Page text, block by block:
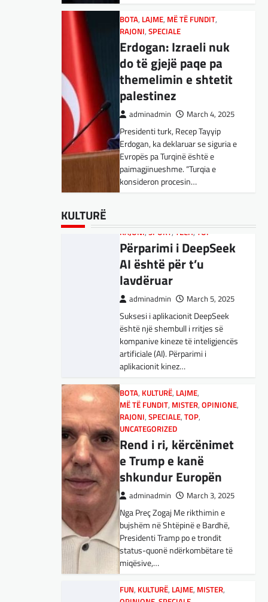
BOTA, LAJME, MË TË FUNDIT,
RAJONI,SPECIALE
Erdogan: Izraeli nuk
do të gjejë paqe pa
themelimin e shtetit
palestinez
adminadmin March 4, 2025
Presidenti turk, Recep Tayyip
Erdogan, ka deklaruar se siguria e
Evropës pa Turqinë është e
paimagjinueshme. “Turqia e
konsideron procesin…
Konkurrenti francez i
Starlink pa aksionet e
tij të trefishohen në
vlerë pasi Trump
ndaloi ndihmën për
Ukrainën
adminadmin March 5, 2025
Aksionet e ofruesit francez të
satelitëve Eutelsat u trefishuan
në vlerë gjatë dy ditëve të fundit
mes shqetësimeve se qasja…
BOTA,LAJME,MË TË FUNDIT
OPINIONE,RAJONI
Gjermani, ekspertët
sugjerojnë 400
miliardë euro për
mbrojtje
adminadmin March 4, 2025
Gjermania ndodhet aktualisht në
kulmin e përpjekjeve për krijimin e
qeverisë dhe koha nuk pret.
CDU/CSU dhe SPD po
KULTURË
BOTA,KULTURË,LAJME,MISTER,
RAJONI,SPECIALE,TECH
Varësia nga ChatGPT
është në rritje:
Kujdes! Këto janë
pasojat e mundshme
adminadmin
Sipas studiuesve, përdoruesit që
përdorin shpesh ChatGPT për
biseda jopersonale, duke
përfshirë kërkimin e këshillave,
shpjegimet konceptuale dhe
ndihmën për…
RAJONI,SPORT, TECH, TOP
Përparimi i DeepSeek
AI është për t’u
lavdëruar
adminadmin March 5, 2025
Suksesi i aplikacionit DeepSeek
është një shembull i rritjes së
kompanive kineze të inteligjencës
artificiale (AI). Përparimi i
aplikacionit kinez…
BOTA, KULTURË, LAJME,
MË TË FUNDIT, MISTER,OPINIONE,
RAJONI,SPECIALE,TOP,
UNCATEGORIZED
Rend i ri, kërcënimet
e Trump e kanë
shkundur Europën
adminadmin March 3, 2025
Nga Preç Zogaj Me rikthimin e
bujshëm në Shtëpinë e Bardhë,
Presidenti Tramp po e trondit
status-quonë ndërkombëtare të
miqësive,…
FUN, KULTURË, LAJME, MISTER,
SPORT,VENDI
FFM pranon
kërkesën e
Shkëndija ndaj
Vardarit do të luaj të
dielën
adminadmin
2024
Shkëndija dhe Vardari do të luajnë
zyrtarisht të dielën. Vendimi ka
ardhur nga Federata e futbollit të
Maqedonisë së Veriut…
LAJME,SPORT
Ja Kush E Bindi
Presidentin E
Vllaznisë Për Të
Marrë Qatip Osmanin
adminadmin
February 20,
2024
Skuadra e njohur shqiptare e
Vllaznisë nga Shkodra, me 30
tetor në postin e trajnerit
zyrtarizoi strategun tetovar, Qatip
Osmani.…
SPORT
Goli i Leipzigut ishte i
rregullt!